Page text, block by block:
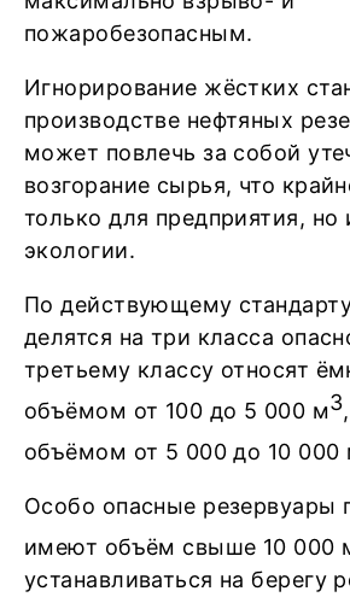
пожаробезопасным.
Игнорирование жёстких
производстве нефтяных
может повлечь за собой
возгорание сырья, что
только для предприятия, но
экологии.
По действующему
делятся на три класса
третьему классу относят
объёмом от 100 до 5 000 м3
объёмом от 5 000 до 10 000
Особо опасные резервуары
имеют объём свыше 10 000
устанавливаться на берегу